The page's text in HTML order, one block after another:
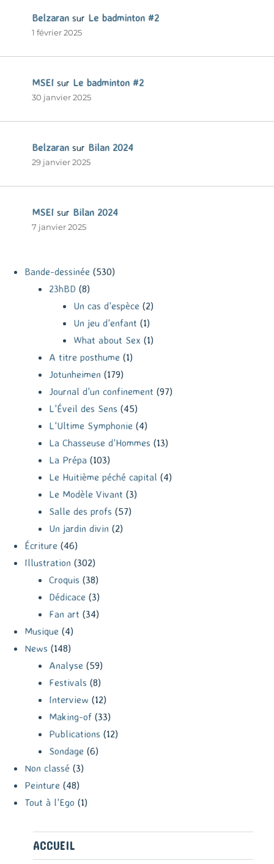
Belzaran sur Le badminton #2
1 février 2025
MSEI sur Le badminton #2
30 janvier 2025
Belzaran sur Bilan 2024
29 janvier 2025
MSEI sur Bilan 2024
7 janvier 2025
Bande-dessinée (530)
23hBD (8)
Un cas d'espèce (2)
Un jeu d'enfant (1)
What about Sex (1)
A titre posthume (1)
Jotunheimen (179)
Journal d'un confinement (97)
L'Éveil des Sens (45)
L'Ultime Symphonie (4)
La Chasseuse d'Hommes (13)
La Prépa (103)
Le Huitième péché capital (4)
Le Modèle Vivant (3)
Salle des profs (57)
Un jardin divin (2)
Écriture (46)
Illustration (302)
Croquis (38)
Dédicace (3)
Fan art (34)
Musique (4)
News (148)
Analyse (59)
Festivals (8)
Interview (12)
Making-of (33)
Publications (12)
Sondage (6)
Non classé (3)
Peinture (48)
Tout à l'Ego (1)
ACCUEIL